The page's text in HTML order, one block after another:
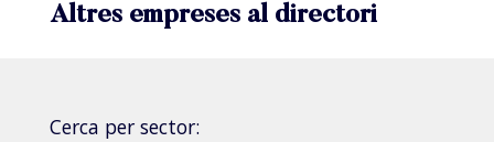
Altres empreses al directori
Cerca per sector: